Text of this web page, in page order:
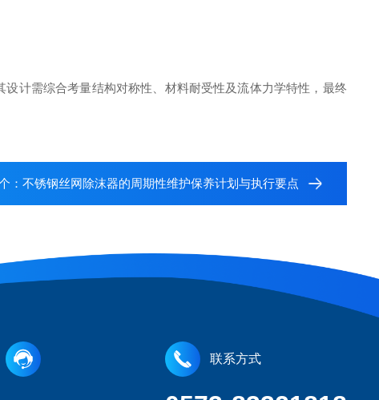
计需综合考量结构对称性、材料耐受性及流体力学特性，最终
： 不锈钢丝网除沫器的周期性维护保养计划与执行要点
联系方式